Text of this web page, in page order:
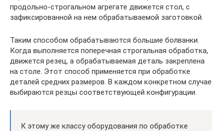
продольно-строгальном агрегате движется стол, с
зафиксированной на нем обрабатываемой заготовкой.
Таким способом обрабатываются большие болванки.
Когда выполняется поперечная строгальная обработка,
движется резец, а обрабатываемая деталь закреплена
на столе. Этот способ применяется при обработке
деталей средних размеров. В каждом конкретном случае
выбираются резцы соответствующей конфигурации.
К этому же классу оборудования по обработке